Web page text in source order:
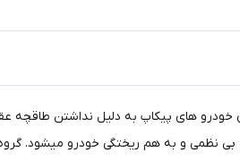
خودرو های پیکاپ به دلیل نداشتن طاقچه
نظمی و به هم ریختگی خودرو میشود.